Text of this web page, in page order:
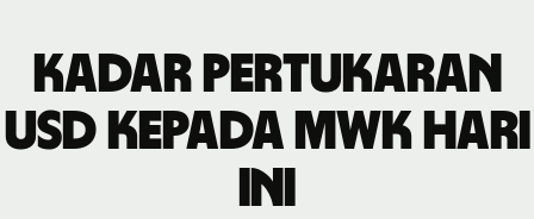
Kadar pertukaran
USD kepada MWK hari
ini